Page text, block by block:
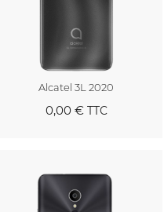
Alcatel 3L 2020
0,00 €TTC